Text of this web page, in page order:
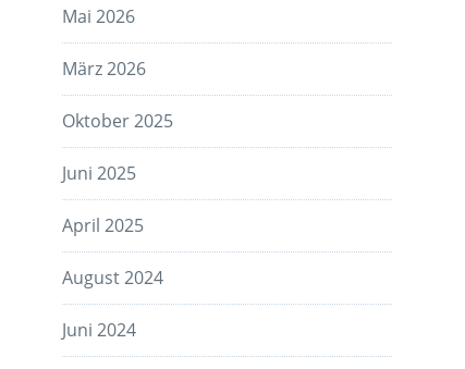
Mai 2026
März 2026
Oktober 2025
Juni 2025
April 2025
August 2024
Juni 2024